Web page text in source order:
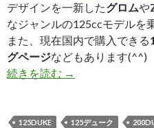
デザインを一新したグロムや
なジャンルの125ccモデルを
また、現在国内で購入できる
グページなどもあります(^^)
続きを読む U4（アンダー
→
125DUKE 125デューク